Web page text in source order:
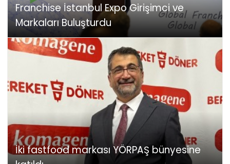
Franchise İstanbul Expo Girişimci ve
Markaları Buluşturdu
İki fastfood markası YÖRPAŞ bünyesine